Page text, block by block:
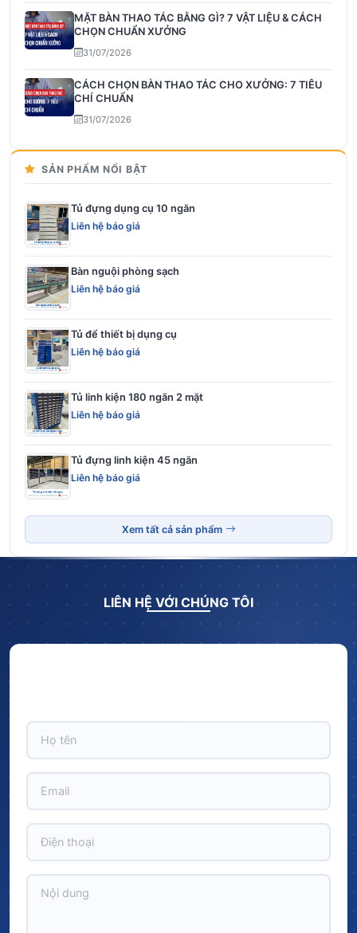
MẶT BÀN THAO TÁC BẰNG GÌ? 7 VẬT LIỆU & CÁCH
CHỌN CHUẨN XƯỞNG
31/07/2026
CÁCH CHỌN BÀN THAO TÁC CHO XƯỞNG: 7 TIÊU
CHÍ CHUẨN
31/07/2026
SẢN PHẨM NỔI BẬT
Tủ đựng dụng cụ 10 ngăn
Liên hệ báo giá
Bàn nguội phòng sạch
Liên hệ báo giá
Tủ để thiết bị dụng cụ
Liên hệ báo giá
Tủ linh kiện 180 ngăn 2 mặt
Liên hệ báo giá
Tủ đựng linh kiện 45 ngăn
Liên hệ báo giá
Xem tất cả sản phẩm
LIÊN HỆ VỚI CHÚNG TÔI